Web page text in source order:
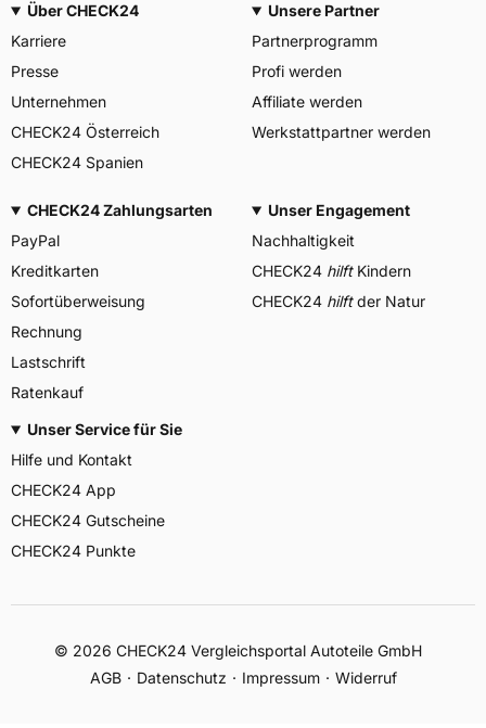
Über CHECK24
Karriere
Presse
Unternehmen
CHECK24 Österreich
CHECK24 Spanien
Unsere Partner
Partnerprogramm
Profi werden
Affiliate werden
Werkstattpartner werden
CHECK24 Zahlungsarten
PayPal
Kreditkarten
Sofortüberweisung
Rechnung
Lastschrift
Ratenkauf
Unser Engagement
Nachhaltigkeit
CHECK24 hilftKindern
CHECK24 hilftder Natur
Unser Service für Sie
Hilfe und Kontakt
CHECK24 App
CHECK24 Gutscheine
CHECK24 Punkte
© 2026 CHECK24 Vergleichsportal Autoteile GmbH
AGB
Datenschutz Impressum Widerruf